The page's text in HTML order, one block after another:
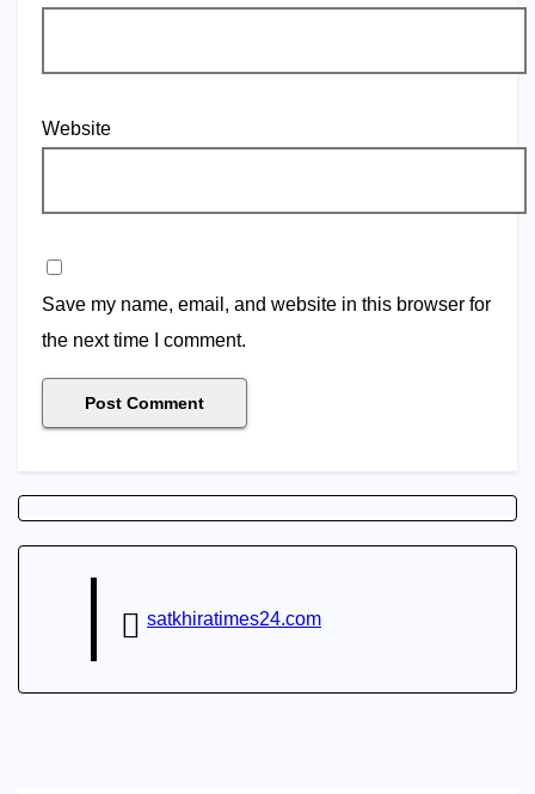
Website
Save my name, email, and website in this browser for
the next time I comment.
satkhiratimes24.com